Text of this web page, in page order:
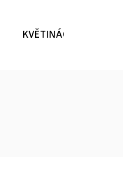
KVĚTINÁČE